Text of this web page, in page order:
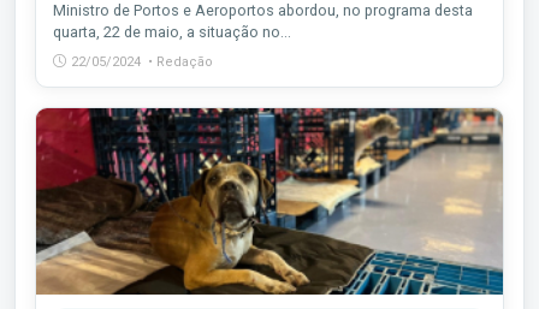
Ministro de Portos e Aeroportos abordou, no programa desta
quarta, 22 de maio, a situação no...
22/05/2024 • Redação